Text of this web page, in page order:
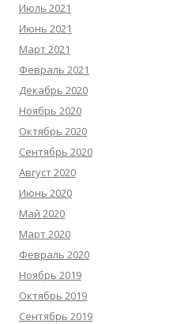
Июль 2021
Июнь 2021
Март 2021
Февраль 2021
Декабрь 2020
Ноябрь 2020
Октябрь 2020
Сентябрь 2020
Август 2020
Июнь 2020
Май 2020
Март 2020
Февраль 2020
Ноябрь 2019
Октябрь 2019
Сентябрь 2019